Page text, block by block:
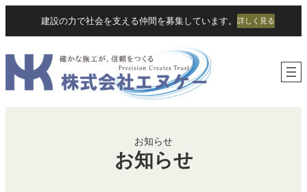
を
プ
建設の力で社会を支える仲間を募集しています。 詳しく見る
お知らせ
お知らせ